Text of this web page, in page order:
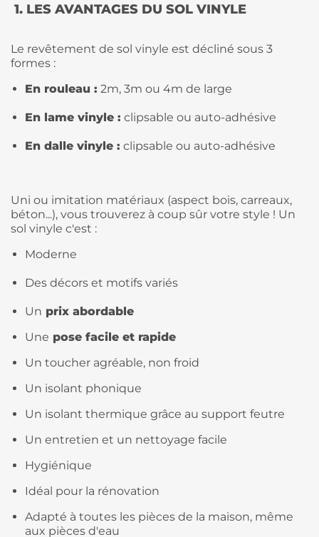
1. LES AVANTAGES DU SOL VINYLE
Le revêtement de sol vinyle est décliné sous 3
formes :
En rouleau : 2m, 3m ou 4m de large
En lame vinyle : clipsable ou auto-adhésive
En dalle vinyle : clipsable ou auto-adhésive
Uni ou imitation matériaux (aspect bois, carreaux,
béton...), vous trouverez à coup sûr votre style ! Un
sol vinyle c'est :
Moderne
Des décors et motifs variés
Un prix abordable
Une pose facile et rapide
Un toucher agréable, non froid
Un isolant phonique
Un isolant thermique grâce au support feutre
Un entretien et un nettoyage facile
Hygiénique
Idéal pour la rénovation
Adapté à toutes les pièces de la maison, même
aux pièces d'eau